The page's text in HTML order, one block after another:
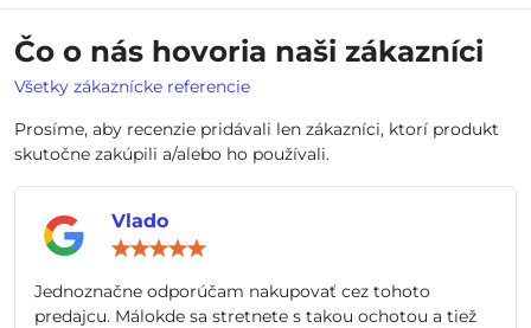
Čo o nás hovoria naši zákazníci
Všetky zákaznícke referencie
Prosíme, aby recenzie pridávali len zákazníci, ktorí produkt
skutočne zakúpili a/alebo ho používali.
Vlado
5
Jednoznačne odporúčam nakupovať cez tohoto
predajcu. Málokde sa stretnete s takou ochotou a tiež